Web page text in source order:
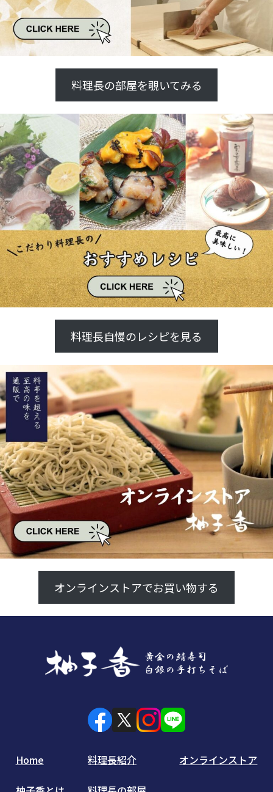
料理長の部屋を覗いてみる
料理長自慢のレシピを見る
オンラインストアでお買い物する
Home 料理長紹介 オンラインストア